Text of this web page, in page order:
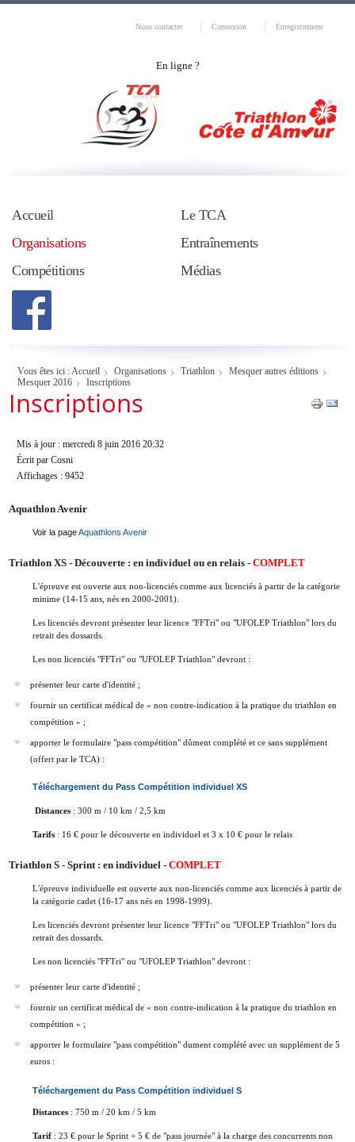
Nous contacter Connexion Enregistrement
En ligne ?
Accueil
Le TCA
Organisations
Entraînements
Compétitions
Médias
Vous êtes ici :Accueil Organisations Triathlon
Mesquer autres éditions
Mesquer 2016
Inscriptions
Inscriptions
Mis à jour : mercredi 8 juin 2016 20:32
Écrit par Cosni
Affichages : 9452
Aquathlon Avenir
Voir la pageAquathlons Avenir
Triathlon XS - Découverte : en individuel ou en relais -COMPLET
L'épreuve est ouverte aux non-licenciés comme aux licenciés à partir de la catégorie
minime (14-15 ans, nés en 2000-2001).
Les licenciés devront présenter leur licence "FFTri" ou "UFOLEP Triathlon" lors du
retrait des dossards.
Les non licenciés "FFTri" ou "UFOLEP Triathlon" devront :
présenter leur carte d'identité ;
fournir un certificat médical de « non contre-indication à la pratique du triathlon en
compétition » ;
apporter le formulaire "pass compétition" dûment complété et ce sans supplément
(offert par le TCA) :
Téléchargement du Pass Compétition individuel XS
Distances : 300 m / 10 km / 2,5 km
Tarifs : 16 € pour le découverte en individuel et 3 x 10 € pour le relais
Triathlon S - Sprint : en individuel -COMPLET
L'épreuve individuelle est ouverte aux non-licenciés comme aux licenciés à partir de
la catégorie cadet (16-17 ans nés en 1998-1999).
Les licenciés devront présenter leur licence "FFTri" ou "UFOLEP Triathlon" lors du
retrait des dossards.
Les non licenciés "FFTri" ou "UFOLEP Triathlon" devront :
présenter leur carte d'identité ;
fournir un certificat médical de « non contre-indication à la pratique du triathlon en
compétition » ;
apporter le formulaire "passcompétition" dument complété avec un supplément de5
euros :
Téléchargement du Pass Compétition individuel S
Distances : 750 m / 20 km / 5 km
Tarif : 23 € pour le Sprint + 5 € de "pass journée" à la charge des concurrents non